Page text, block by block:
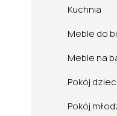
Kuchnia
Meble do
Meble na
Pokój
Pokój